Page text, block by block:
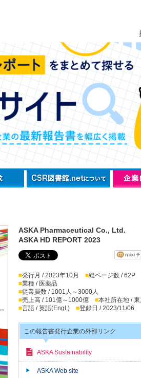
ASKA Pharmaceutical Co., Ltd.
ASKA HD REPORT 2023
■発行月 / 2023年10月 ■総ページ数 / 62P
■業種 / 医薬品
■従業員数 / 1001人～3000人
■売上高 / 101億～1000億 ■本社所在地 /
■言語 / 英語(Engl.) ■登録日 / 2023/11/06
この報告書発行企業の外部リンク
ASKA Sustainability
ASKA Web site